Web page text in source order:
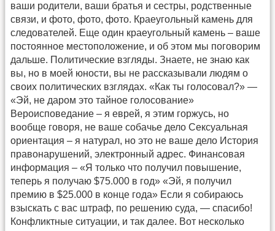
ваши родители, ваши братья и сестры, родственные
связи, и фото, фото, фото. Краеугольный камень для
следователей. Еще один краеугольный камень – ваше
постоянное местоположение, и об этом мы поговорим
дальше. Политические взгляды. Знаете, не знаю как
вы, но в моей юности, вы не рассказывали людям о
своих политических взглядах. «Как ты голосовал?» —
«Эй, не даром это тайное голосование»
Вероисповедание – я еврей, я этим горжусь, но
вообще говоря, не ваше собачье дело Сексуальная
ориентация – я натурал, но это не ваше дело История
правонарушений, электронный адрес. Финансовая
информация – «Я только что получил повышение,
теперь я получаю $75.000 в год» «Эй, я получил
премию в $25.000 в конце года» Если я собираюсь
взыскать с вас штраф, по решению суда, — спасибо!
Конфликтные ситуации, и так далее. Вот несколько